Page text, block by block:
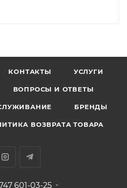
КОНТАКТЫ УСЛУГИ
ВОПРОСЫ И ОТВЕТЫ
БРЕНДЫ
ВОЗВРАТА ТОВАРА
601-03-25